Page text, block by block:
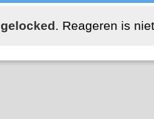
gelocked. Reageren is